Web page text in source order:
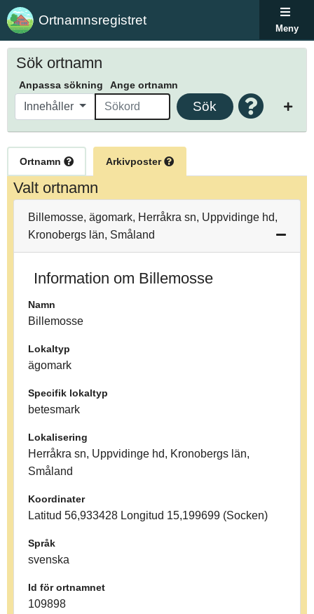
Ortnamnsregistret
Meny
Sök ortnamn
Anpassa sökning Ange ortnamn
Innehåller Sök
Ortnamn Arkivposter
Valt ortnamn
Billemosse, ägomark, Herråkra sn, Uppvidinge hd,
Kronobergs län, Småland
Information om Billemosse
Namn
Billemosse
Lokaltyp
ägomark
Specifik lokaltyp
betesmark
Lokalisering
Herråkra sn, Uppvidinge hd, Kronobergs län,
Småland
Koordinater
Latitud 56,933428 Longitud 15,199699 (Socken)
Språk
svenska
Id för ortnamnet
109898